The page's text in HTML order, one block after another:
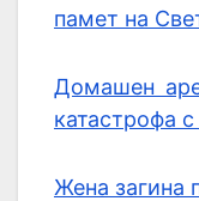
памет на
Домашен
катастрофа
Жена загина